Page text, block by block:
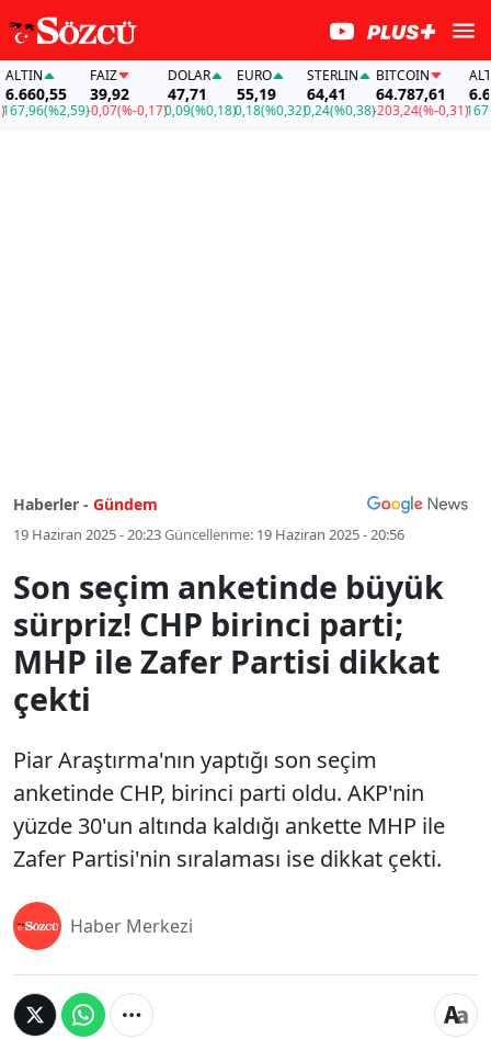
(%2,59)
FAİZ
39,92
-0,07(%-0,17)
DOLAR
47,71
0,09(%0,18)
EURO
55,19
0,18(%0,32)
STERLIN
64,41
0,24(%0,38)
BITCOIN
64.787,61
-203,24(%-0,31)
ALTIN
167,96
Haberler - Gündem
19 Haziran 2025 - 20:23Güncellenme: 19 Haziran 2025 - 20:56
Son seçim anketinde büyük
sürpriz! CHP birinci parti;
MHP ile Zafer Partisi dikkat
çekti
Piar Araştırma'nın yaptığı son seçim
anketinde CHP, birinci parti oldu. AKP'nin
yüzde 30'un altında kaldığı ankette MHP ile
Zafer Partisi'nin sıralaması ise dikkat çekti.
Haber Merkezi